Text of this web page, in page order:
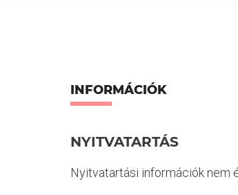
INFORMÁCIÓK
NYITVATARTÁS
Nyitvatartási információk nem